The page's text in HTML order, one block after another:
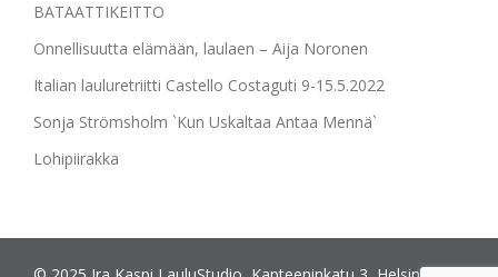
BATAATTIKEITTO
Onnellisuutta elämään, laulaen – Aija Noronen
Italian lauluretriitti Castello Costaguti 9-15.5.2022
Sonja Strömsholm `Kun Uskaltaa Antaa Mennä`
Lohipiirakka